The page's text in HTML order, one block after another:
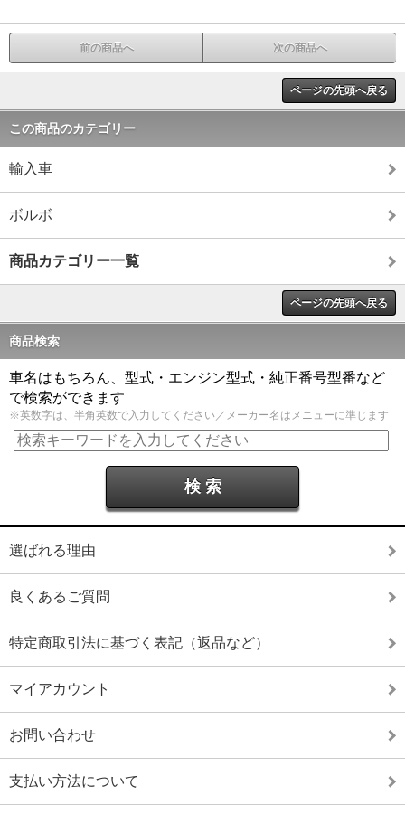
前の商品へ 次の商品へ
ページの先頭へ戻る
この商品のカテゴリー
輸入車
ボルボ
商品カテゴリー一覧
ページの先頭へ戻る
商品検索
車名はもちろん、型式・エンジン型式・純正番号型番など
で検索ができます
※英数字は、半角英数で入力してください／メーカー名はメニューに準じます
選ばれる理由
良くあるご質問
特定商取引法に基づく表記（返品など）
マイアカウント
お問い合わせ
支払い方法について